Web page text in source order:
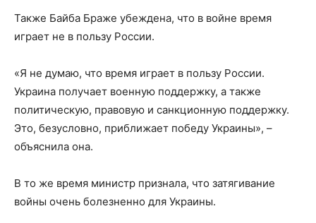
Также Байба Браже убеждена, что в войне время
играет не в пользу России.
«Я не думаю, что время играет в пользу России.
Украина получает военную поддержку, а также
политическую, правовую и санкционную поддержку.
Это, безусловно, приближает победу Украины», –
объяснила она.
В то же время министр признала, что затягивание
войны очень болезненно для Украины.